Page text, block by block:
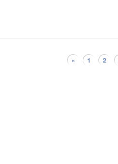
« 1 2